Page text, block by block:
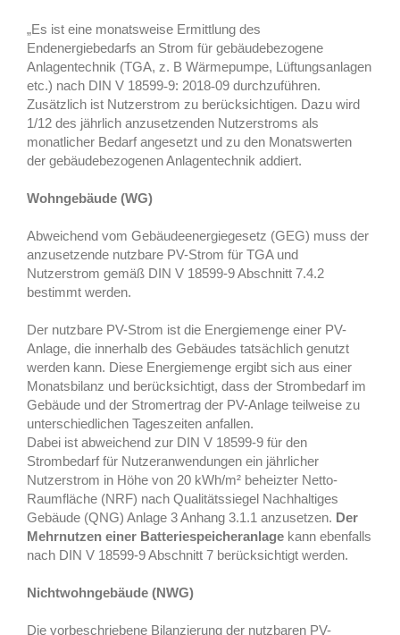
„Es ist eine monatsweise Ermittlung des
Endenergiebedarfs an Strom für gebäudebezogene
Anlagentechnik (TGA, z. B Wärmepumpe, Lüftungsanlagen
etc.) nach DIN V 18599‑9: 2018‑09 durchzuführen.
Zusätzlich ist Nutzerstrom zu berücksichtigen. Dazu wird
1/12 des jährlich anzusetzenden Nutzerstroms als
monatlicher Bedarf angesetzt und zu den Monatswerten
der gebäudebezogenen Anlagentechnik addiert.
Wohngebäude (WG)
Abweichend vom Gebäudeenergiegesetz (GEG) muss der
anzusetzende nutzbare PV-Strom für TGA und
Nutzerstrom gemäß DIN V 18599-9 Abschnitt 7.4.2
bestimmt werden.
Der nutzbare PV-Strom ist die Energiemenge einer PV-
Anlage, die innerhalb des Gebäudes tatsächlich genutzt
werden kann. Diese Energiemenge ergibt sich aus einer
Monatsbilanz und berücksichtigt, dass der Strombedarf im
Gebäude und der Stromertrag der PV-Anlage teilweise zu
unterschiedlichen Tageszeiten anfallen.
Dabei ist abweichend zur DIN V 18599-9 für den
Strombedarf für Nutzeranwendungen ein jährlicher
Nutzerstrom in Höhe von 20 kWh/m² beheizter Netto-
Raumfläche (NRF) nach Qualitätssiegel Nachhaltiges
Gebäude (QNG) Anlage 3 Anhang 3.1.1 anzusetzen. Der
Mehrnutzen einer Batteriespeicheranlage kann ebenfalls
nach DIN V 18599-9 Abschnitt 7 berücksichtigt werden.
Nichtwohngebäude (NWG)
Die vorbeschriebene Bilanzierung der nutzbaren PV-